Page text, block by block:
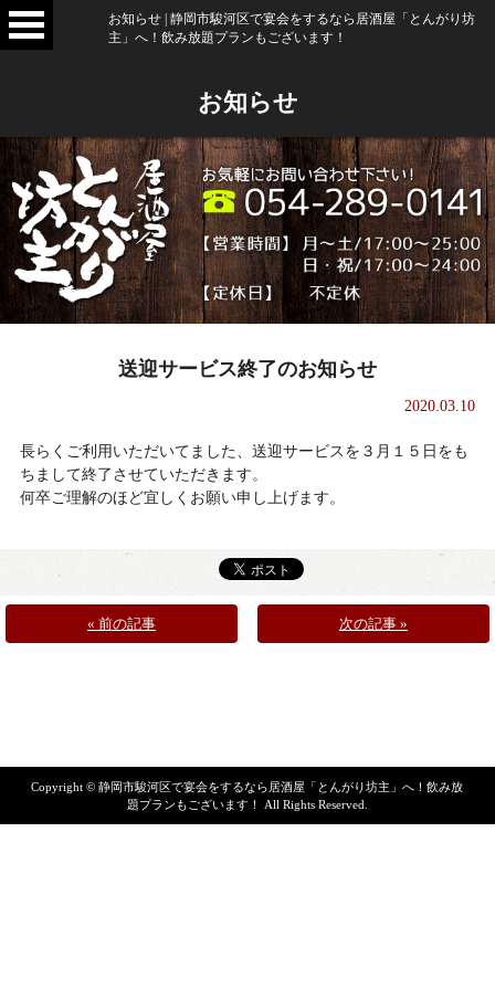
お知らせ | 静岡市駿河区で宴会をするなら居酒屋「とんがり坊
主」へ！飲み放題プランもございます！
お知らせ
送迎サービス終了のお知らせ
2020.03.10
長らくご利用いただいてました、送迎サービスを３月１５日をも
ちまして終了させていただきます。
何卒ご理解のほど宜しくお願い申し上げます。
« 前の記事 次の記事 »
Copyright ©静岡市駿河区で宴会をするなら居酒屋「とんがり坊主」へ！飲み放
題プランもございます！
All Rights Reserved.